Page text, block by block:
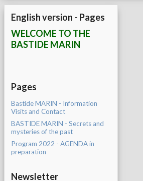
English version - Pages
WELCOME TO THE
BASTIDE MARIN
Pages
Bastide MARIN - Information
Visits and Contact
BASTIDE MARIN - Secrets and
mysteries of the past
Program 2022 - AGENDA in
preparation
Newsletter